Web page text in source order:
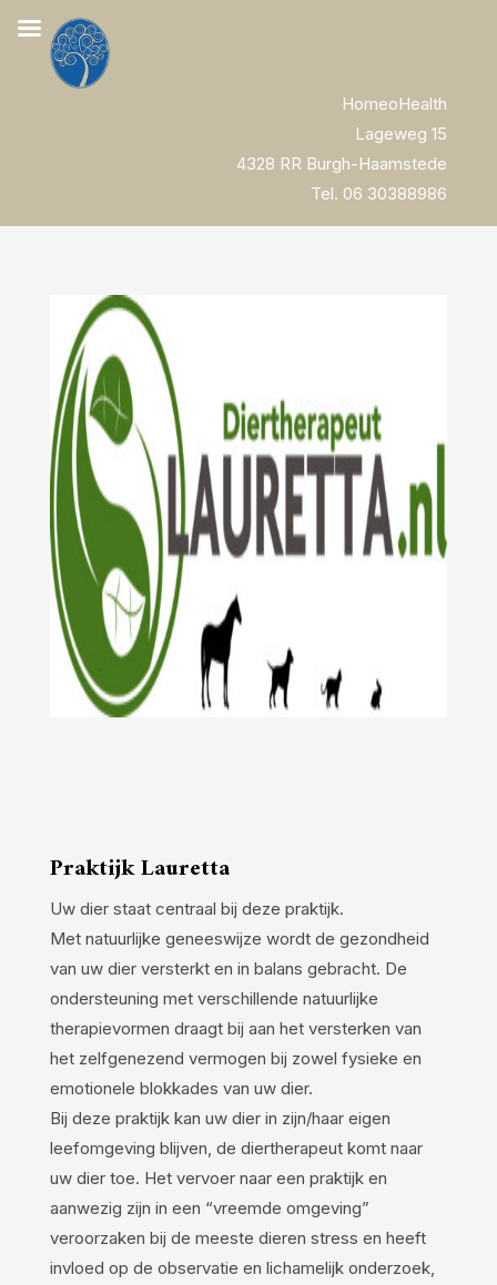
HomeoHealth
Lageweg 15
4328 RR Burgh-Haamstede
Tel. 06 30388986
Praktijk Lauretta
Uw dier staat centraal bij deze praktijk.
Met natuurlijke geneeswijze wordt de gezondheid
van uw dier versterkt en in balans gebracht. De
ondersteuning met verschillende natuurlijke
therapievormen draagt bij aan het versterken van
het zelfgenezend vermogen bij zowel fysieke en
emotionele blokkades van uw dier.
Bij deze praktijk kan uw dier in zijn/haar eigen
leefomgeving blijven, de diertherapeut komt naar
uw dier toe. Het vervoer naar een praktijk en
aanwezig zijn in een “vreemde omgeving”
veroorzaken bij de meeste dieren stress en heeft
invloed op de observatie en lichamelijk onderzoek,